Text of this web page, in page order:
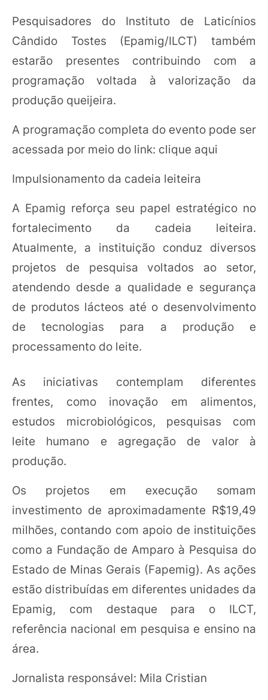
Pesquisadores do Instituto de Laticínios
Cândido Tostes (Epamig/ILCT) também
estarão presentes contribuindo com a
programação voltada à valorização da
produção queijeira.
A programação completa do evento pode ser
acessada por meio do link: clique aqui
Impulsionamento da cadeia leiteira
A Epamig reforça seu papel estratégico no
fortalecimento da cadeia leiteira.
Atualmente, a instituição conduz diversos
projetos de pesquisa voltados ao setor,
atendendo desde a qualidade e segurança
de produtos lácteos até o desenvolvimento
de tecnologias para a produção e
processamento do leite.
As iniciativas contemplam diferentes
frentes, como inovação em alimentos,
estudos microbiológicos, pesquisas com
leite humano e agregação de valor à
produção.
Os projetos em execução somam
investimento de aproximadamente R$19,49
milhões, contando com apoio de instituições
como a Fundação de Amparo à Pesquisa do
Estado de Minas Gerais (Fapemig). As ações
estão distribuídas em diferentes unidades da
Epamig, com destaque para o ILCT,
referência nacional em pesquisa e ensino na
área.
Jornalista responsável: Mila Cristian